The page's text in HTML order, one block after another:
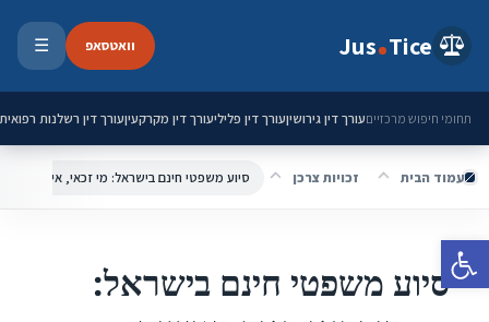
פתח סרגל נגישות
Jus Tice וואטסאפ ☰
תחומי חיפוש מרכזייםעורך דין גירושיןעורך דין פליליעורך דין מקרקעיןעורך דין רשלנות רפואית
עמוד הבית זכויות צרכן סיוע משפטי חינם בישראל: מי זכאי, איך מגישים
סיוע משפטי חינם בישראל: